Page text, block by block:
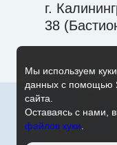
г.
38
Согласие на
Мы используем
данных с помощью
сайта.
Оставаясь с нами,
файлов куки